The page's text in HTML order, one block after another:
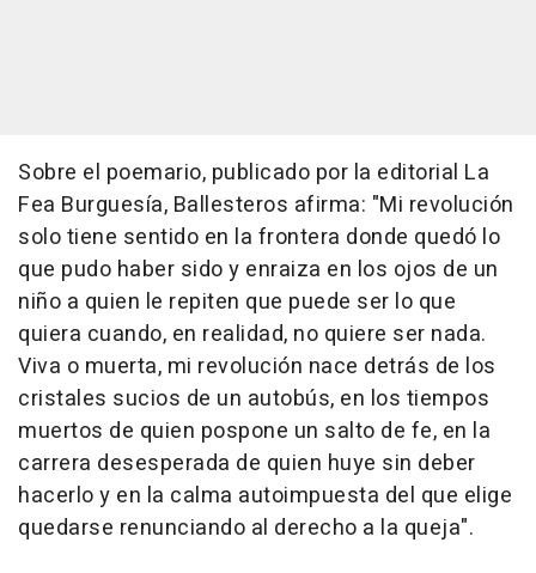
Sobre el poemario, publicado por la editorial La
Fea Burguesía, Ballesteros afirma: "Mi revolución
solo tiene sentido en la frontera donde quedó lo
que pudo haber sido y enraiza en los ojos de un
niño a quien le repiten que puede ser lo que
quiera cuando, en realidad, no quiere ser nada.
Viva o muerta, mi revolución nace detrás de los
cristales sucios de un autobús, en los tiempos
muertos de quien pospone un salto de fe, en la
carrera desesperada de quien huye sin deber
hacerlo y en la calma autoimpuesta del que elige
quedarse renunciando al derecho a la queja".